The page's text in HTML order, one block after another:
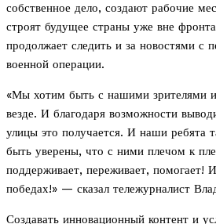
собственное дело, создают рабочие
строят будущее страны уже вне
продолжает следить и за новостями с
военной операции.
«Мы хотим быть с нашими зрителями
везде. И благодаря возможности
улицы это получается. И наши ребята
быть уверены, что с ними плечом к
поддерживает, переживает, помогает!
победах!» — сказал тележурналист
Создавать инновационный контент и